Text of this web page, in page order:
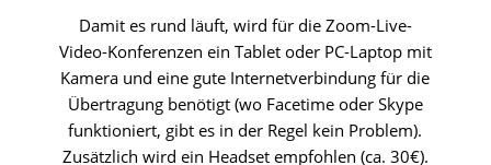
Damit es rund läuft, wird für die Zoom-Live-
Video-Konferenzen ein Tablet oder PC-Laptop mit
Kamera und eine gute Internetverbindung für die
Übertragung benötigt (wo Facetime oder Skype
funktioniert, gibt es in der Regel kein Problem).
Zusätzlich wird ein Headset empfohlen (ca. 30€).